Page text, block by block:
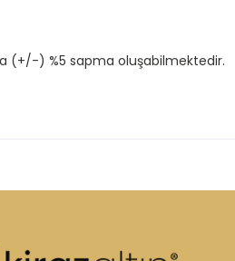
(+/-) %5 sapma oluşabilmektedir.